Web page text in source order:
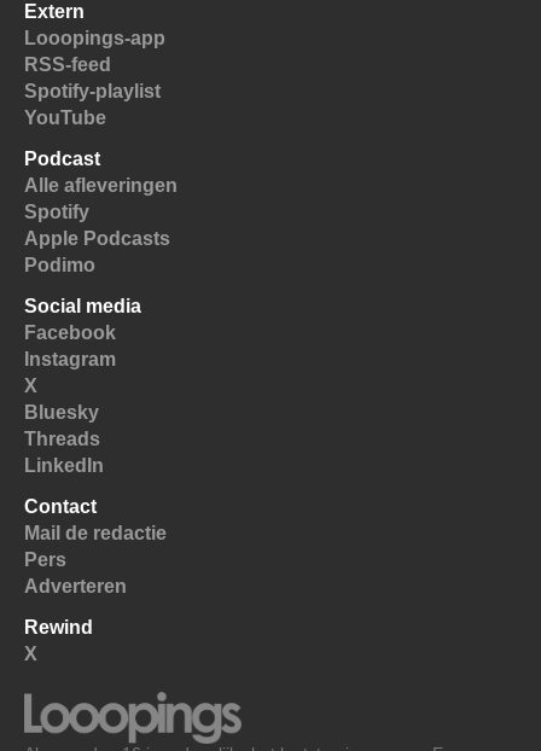
Extern
Looopings-app
RSS-feed
Spotify-playlist
YouTube
Podcast
Alle afleveringen
Spotify
Apple Podcasts
Podimo
Social media
Facebook
Instagram
X
Bluesky
Threads
LinkedIn
Contact
Mail de redactie
Pers
Adverteren
Rewind
X